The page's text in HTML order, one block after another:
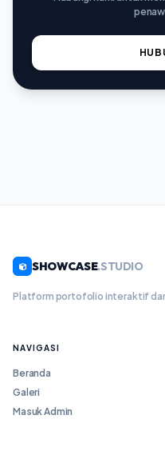
SHOWCASE.STUDIO
Platform portofolio interaktif
NAVIGASI
Beranda
Galeri
Masuk Admin